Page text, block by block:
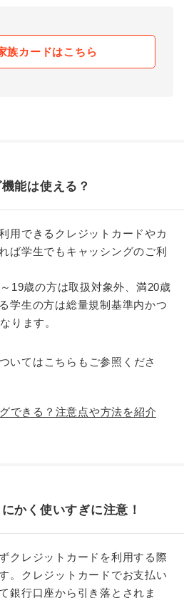
族カードはこちら
能は使える？
用できるクレジットカードやカ
ば学生でもキャッシングのご利
19歳の方は取扱対象外、満20歳
学生の方は総量規制基準内かつ
ります。
いてはこちらもご参照くださ
できる？注意点や方法を紹介
かく使いすぎに注意！
クレジットカードを利用する際
。クレジットカードでお支払い
銀行口座から引き落とされま